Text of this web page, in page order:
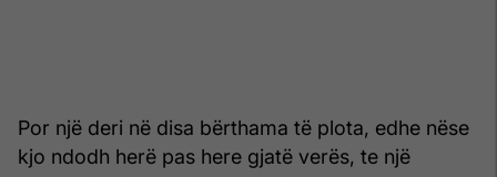
Por një deri në disa bërthama të plota, edhe nëse
kjo ndodh herë pas here gjatë verës, te një